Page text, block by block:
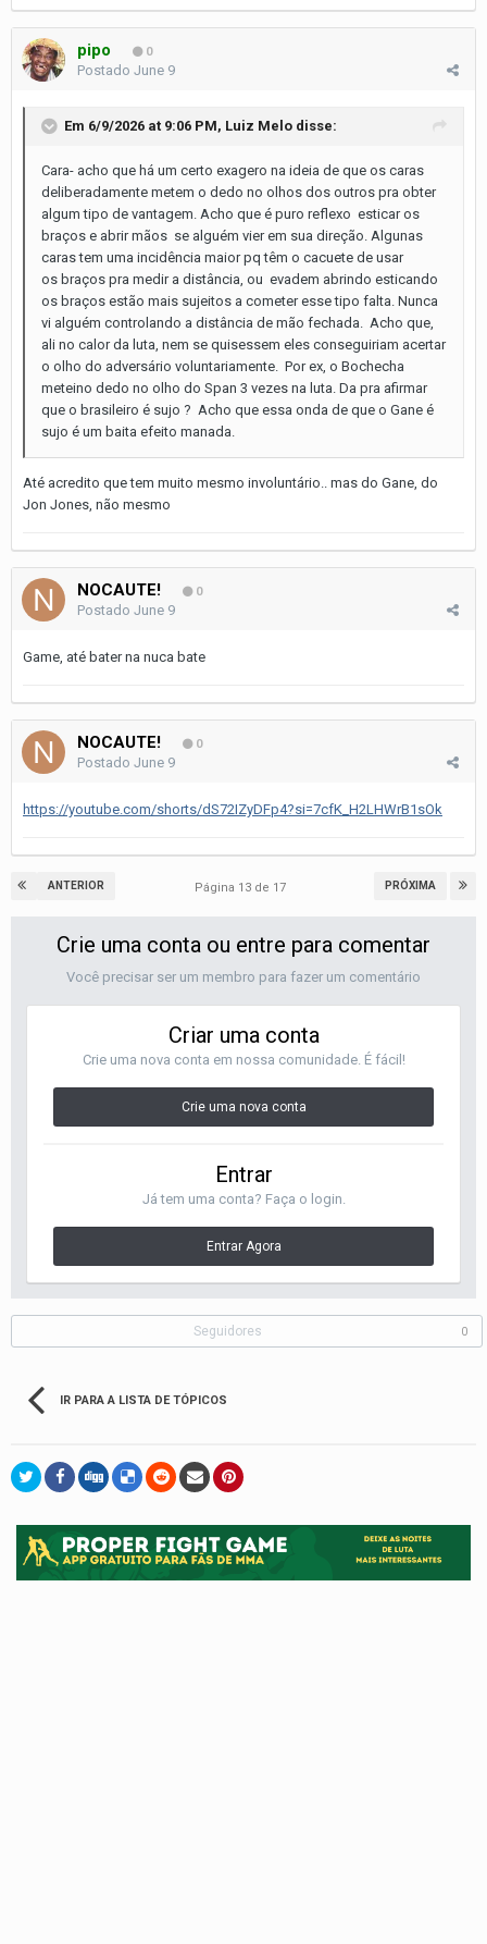
pipo 0
Postado June 9
Em 6/9/2026 at 9:06 PM, Luiz Melo disse:
Cara- acho que há um certo exagero na ideia de que os caras
deliberadamente metem o dedo no olhos dos outros pra obter
algum tipo de vantagem. Acho que é puro reflexo esticar os
braços e abrir mãos se alguém vier em sua direção. Algunas
caras tem uma incidência maior pq têm o cacuete de usar
os braços pra medir a distância, ou evadem abrindo esticando
os braços estão mais sujeitos a cometer esse tipo falta. Nunca
vi alguém controlando a distância de mão fechada. Acho que,
ali no calor da luta, nem se quisessem eles conseguiriam acertar
o olho do adversário voluntariamente. Por ex, o Bochecha
meteino dedo no olho do Span 3 vezes na luta. Da pra afirmar
que o brasileiro é sujo ? Acho que essa onda de que o Gane é
sujo é um baita efeito manada.
Até acredito que tem muito mesmo involuntário.. mas do Gane, do
Jon Jones, não mesmo
NOCAUTE! 0
Postado June 9
Game, até bater na nuca bate
NOCAUTE! 0
Postado June 9
https://youtube.com/shorts/dS72IZyDFp4?si=7cfK_H2LHWrB1sOk
ANTERIOR PRÓXIMA
Página 13 de 17
Crie uma conta ou entre para comentar
Você precisar ser um membro para fazer um comentário
Criar uma conta
Crie uma nova conta em nossa comunidade. É fácil!
Crie uma nova conta
Entrar
Já tem uma conta? Faça o login.
Entrar Agora
Seguidores 0
IR PARA A LISTA DE TÓPICOS